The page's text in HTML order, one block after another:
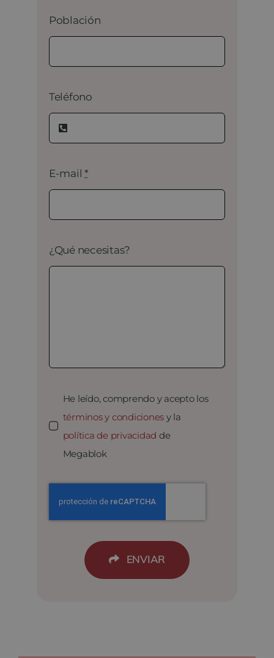
Población
Teléfono
E-mail*
¿Qué necesitas?
He leído, comprendo y acepto los
términos y condiciones y la
política de privacidad de
Megablok
ENVIAR